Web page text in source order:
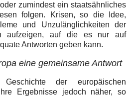
zumindest ein staatsähnliches
folgen. Krisen, so die Idee,
und Unzulänglichkeiten der
aufzeigen, auf die es nur auf
Antworten geben kann.
eine gemeinsame Antwort
der europäischen
Ergebnisse jedoch näher, so